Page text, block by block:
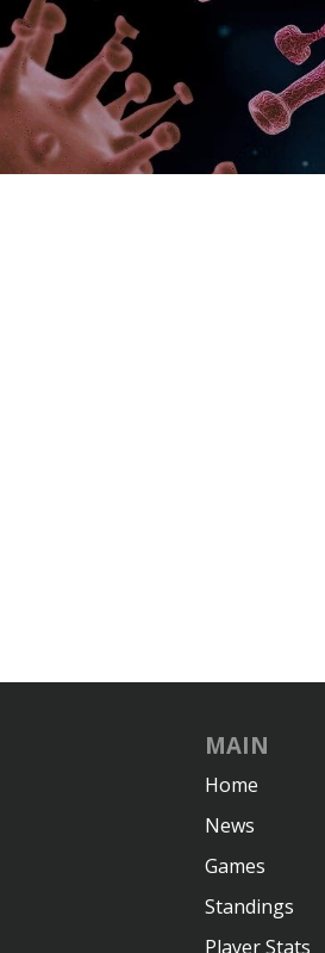
MAIN
Home
News
Games
Standings
Player Stats